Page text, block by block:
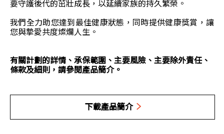
要守護後代的茁壯成長，以延續家族的持久繁榮。
我們全力助您達到最佳健康狀態，同時提供健康獎賞，讓
您與摯愛共度燦爛人生。
有關計劃的詳情、承保範圍、主要風險、主要除外責任、
條款及細則，請參閱產品簡介。
下載產品簡介